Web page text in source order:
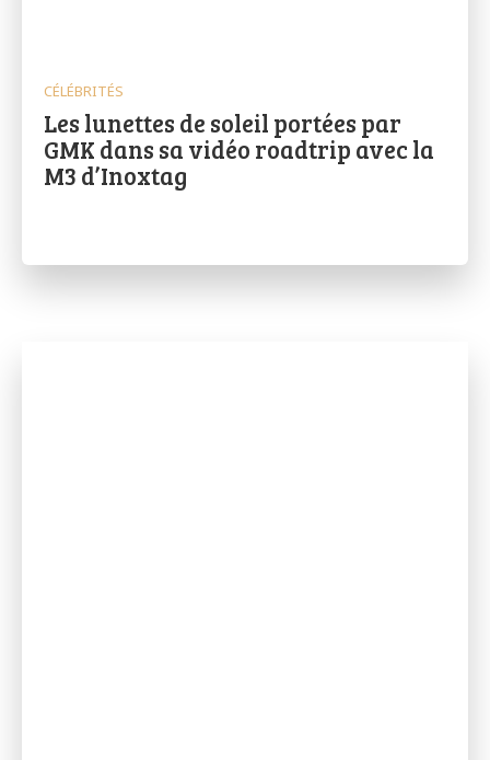
CÉLÉBRITÉS
Les lunettes de soleil portées par
GMK dans sa vidéo roadtrip avec la
M3 d’Inoxtag